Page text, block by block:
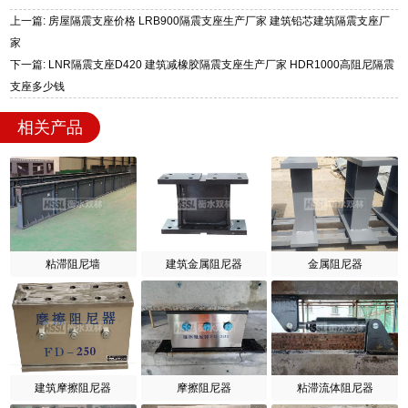
上一篇: 房屋隔震支座价格 LRB900隔震支座生产厂家 建筑铅芯建筑隔震支座厂
家
下一篇: LNR隔震支座D420 建筑减橡胶隔震支座生产厂家 HDR1000高阻尼隔震
支座多少钱
相关产品
粘滞阻尼墙 建筑金属阻尼器 金属阻尼器
建筑摩擦阻尼器 摩擦阻尼器 粘滞流体阻尼器